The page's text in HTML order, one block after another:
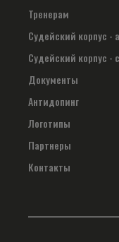
Тренерам
Судейский корпус -
Судейский корпус -
Документы
Антидопинг
Логотипы
Партнеры
Контакты